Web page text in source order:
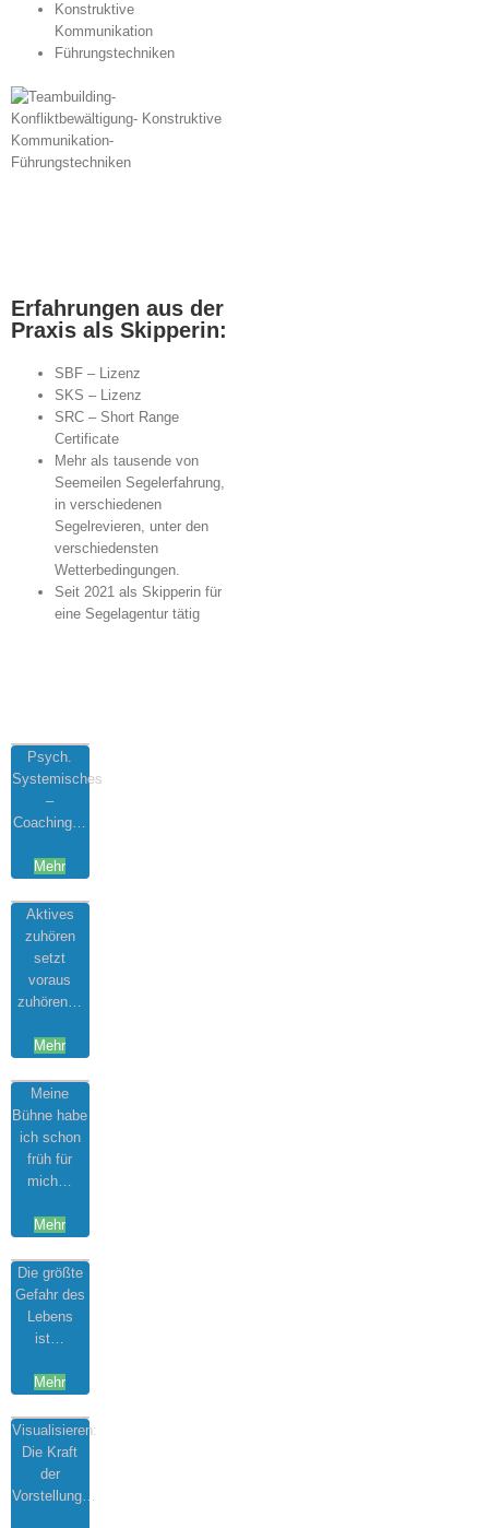
Konstruktive
Kommunikation
Führungstechniken
Erfahrungen aus der
Praxis als Skipperin:
SBF – Lizenz
SKS – Lizenz
SRC – Short Range
Certificate
Mehr als tausende von
Seemeilen Segelerfahrung,
in verschiedenen
Segelrevieren, unter den
verschiedensten
Wetterbedingungen.
Seit 2021 als Skipperin für
eine Segelagentur tätig
Psych.
Systemisches
–
Coaching…
Mehr
Aktives
zuhören
setzt
voraus
zuhören…
Mehr
Meine
Bühne habe
ich schon
früh für
mich…
Mehr
Die größte
Gefahr des
Lebens
ist…
Mehr
Visualisieren:
Die Kraft
der
Vorstellung…